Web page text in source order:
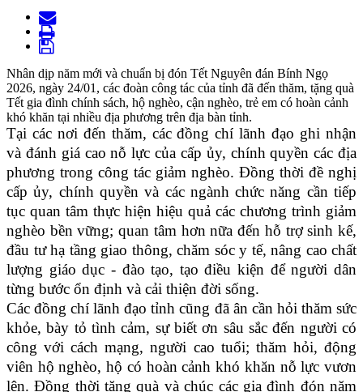
Nhân dịp năm mới và chuẩn bị đón Tết Nguyên đán Bính Ngọ
2026, ngày 24/01, các đoàn công tác của tỉnh đã đến thăm, tặng quà
Tết gia đình chính sách, hộ nghèo, cận nghèo, trẻ em có hoàn cảnh
khó khăn tại nhiều địa phương trên địa bàn tỉnh.
Tại các nơi đến thăm, các đồng chí lãnh đạo ghi nhận
và đánh giá cao nỗ lực của cấp ủy, chính quyền các địa
phương trong công tác giảm nghèo. Đồng thời đề nghị
cấp ủy, chính quyền và các ngành chức năng cần tiếp
tục quan tâm thực hiện hiệu quả các chương trình giảm
nghèo bền vững; quan tâm hơn nữa đến hỗ trợ sinh kế,
đầu tư hạ tầng giao thông, chăm sóc y tế, nâng cao chất
lượng giáo dục - đào tạo, tạo điều kiện để người dân
từng bước ổn định và cải thiện đời sống.
Các đồng chí lãnh đạo tỉnh cũng đã ân cần hỏi thăm sức
khỏe, bày tỏ tình cảm, sự biết ơn sâu sắc đến người có
công với cách mạng, người cao tuổi; thăm hỏi, động
viên hộ nghèo, hộ có hoàn cảnh khó khăn nỗ lực vươn
lên. Đồng thời tặng quà và chúc các gia đình đón năm